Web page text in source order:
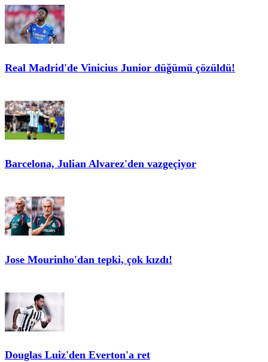
Real Madrid'de Vinicius Junior düğümü çözüldü!
Barcelona, Julian Alvarez'den vazgeçiyor
Jose Mourinho'dan tepki, çok kızdı!
Douglas Luiz'den Everton'a ret